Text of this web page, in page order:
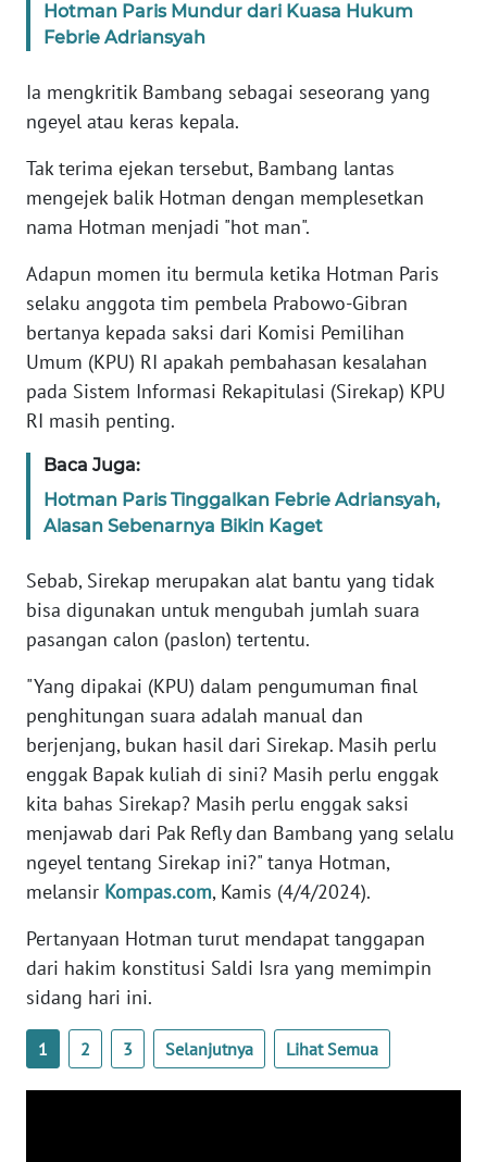
Hotman Paris Mundur dari Kuasa Hukum
Febrie Adriansyah
Ia mengkritik Bambang sebagai seseorang yang
ngeyel atau keras kepala.
Tak terima ejekan tersebut, Bambang lantas
mengejek balik Hotman dengan memplesetkan
nama Hotman menjadi "hot man".
Adapun momen itu bermula ketika Hotman Paris
selaku anggota tim pembela Prabowo-Gibran
bertanya kepada saksi dari Komisi Pemilihan
Umum (KPU) RI apakah pembahasan kesalahan
pada Sistem Informasi Rekapitulasi (Sirekap) KPU
RI masih penting.
Baca Juga:
Hotman Paris Tinggalkan Febrie Adriansyah,
Alasan Sebenarnya Bikin Kaget
Sebab, Sirekap merupakan alat bantu yang tidak
bisa digunakan untuk mengubah jumlah suara
pasangan calon (paslon) tertentu.
"Yang dipakai (KPU) dalam pengumuman final
penghitungan suara adalah manual dan
berjenjang, bukan hasil dari Sirekap. Masih perlu
enggak Bapak kuliah di sini? Masih perlu enggak
kita bahas Sirekap? Masih perlu enggak saksi
menjawab dari Pak Refly dan Bambang yang selalu
ngeyel tentang Sirekap ini?" tanya Hotman,
melansir Kompas.com, Kamis (4/4/2024).
Pertanyaan Hotman turut mendapat tanggapan
dari hakim konstitusi Saldi Isra yang memimpin
sidang hari ini.
1 2 3 Selanjutnya Lihat Semua
KAMI
MEDIA
SIBER
REDAKSI
KARIR
DISCLAIMER
Wahana
News
Regional
SUMUT
WN
WN
JABAR
WN
BANTEN
WN
NTT
KEPRI
WN
PAPUA
WN
PAPUA
BARAT